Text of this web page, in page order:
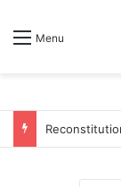
Menu